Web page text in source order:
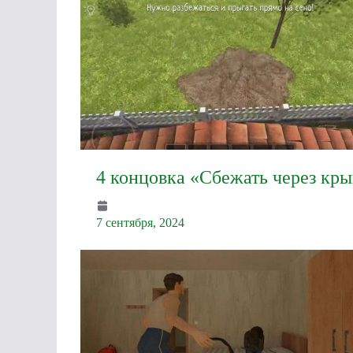
4 концовка «Сбежать через
7 сентября, 2024